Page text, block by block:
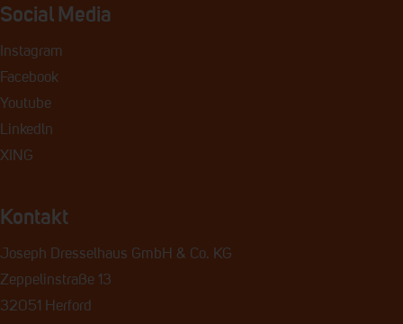
Social Media
Instagram
Facebook
Youtube
Linkedln
XING
Kontakt
Joseph Dresselhaus GmbH & Co. KG
Zeppelinstraße 13
32051 Herford